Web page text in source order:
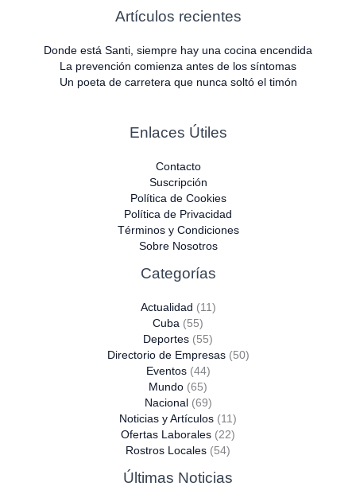
Artículos recientes
Donde está Santi, siempre hay una cocina encendida
La prevención comienza antes de los síntomas
Un poeta de carretera que nunca soltó el timón
Enlaces Útiles
Contacto
Suscripción
Política de Cookies
Política de Privacidad
Términos y Condiciones
Sobre Nosotros
Categorías
Actualidad (11)
Cuba (55)
Deportes (55)
Directorio de Empresas(50)
Eventos(44)
Mundo (65)
Nacional (69)
Noticias y Artículos (11)
Ofertas Laborales (22)
Rostros Locales (54)
Últimas Noticias